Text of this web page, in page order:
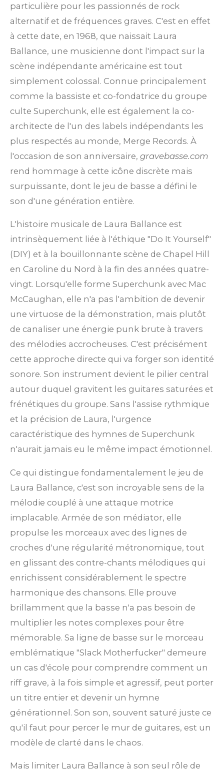
particulière pour les passionnés de rock
alternatif et de fréquences graves. C'est en effet
à cette date, en 1968, que naissait Laura
Ballance, une musicienne dont l'impact sur la
scène indépendante américaine est tout
simplement colossal. Connue principalement
comme la bassiste et co-fondatrice du groupe
culte Superchunk, elle est également la co-
architecte de l'un des labels indépendants les
plus respectés au monde, Merge Records. À
l'occasion de son anniversaire, gravebasse.com
rend hommage à cette icône discrète mais
surpuissante, dont le jeu de basse a défini le
son d'une génération entière.
L'histoire musicale de Laura Ballance est
intrinsèquement liée à l'éthique "Do It Yourself"
(DIY) et à la bouillonnante scène de Chapel Hill
en Caroline du Nord à la fin des années quatre-
vingt. Lorsqu'elle forme Superchunk avec Mac
McCaughan, elle n'a pas l'ambition de devenir
une virtuose de la démonstration, mais plutôt
de canaliser une énergie punk brute à travers
des mélodies accrocheuses. C'est précisément
cette approche directe qui va forger son identité
sonore. Son instrument devient le pilier central
autour duquel gravitent les guitares saturées et
frénétiques du groupe. Sans l'assise rythmique
et la précision de Laura, l'urgence
caractéristique des hymnes de Superchunk
n'aurait jamais eu le même impact émotionnel.
Ce qui distingue fondamentalement le jeu de
Laura Ballance, c'est son incroyable sens de la
mélodie couplé à une attaque motrice
implacable. Armée de son médiator, elle
propulse les morceaux avec des lignes de
croches d'une régularité métronomique, tout
en glissant des contre-chants mélodiques qui
enrichissent considérablement le spectre
harmonique des chansons. Elle prouve
brillamment que la basse n'a pas besoin de
multiplier les notes complexes pour être
mémorable. Sa ligne de basse sur le morceau
emblématique "Slack Motherfucker" demeure
un cas d'école pour comprendre comment un
riff grave, à la fois simple et agressif, peut porter
un titre entier et devenir un hymne
générationnel. Son son, souvent saturé juste ce
qu'il faut pour percer le mur de guitares, est un
modèle de clarté dans le chaos.
Mais limiter Laura Ballance à son seul rôle de